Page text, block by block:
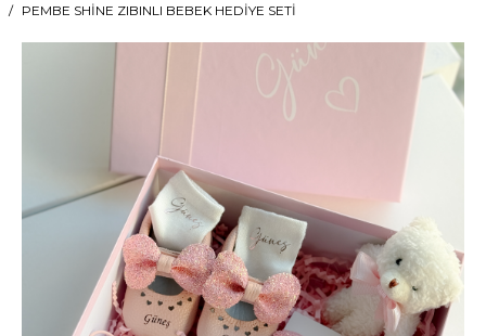
PEMBE SHINE ZIBINLI BEBEK HEDIYE SETI